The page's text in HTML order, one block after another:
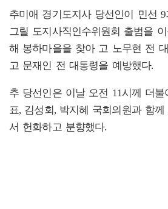
추미애 경기도지사 당선인이 민선
그릴 도지사직인수위원회 출범을
해 봉하마을을 찾아 고 노무현 전
고 문재인 전 대통령을 예방했다.
추 당선인은 이날 오전 11시께 더불
표, 김성회, 박지혜 국회의원과 함
서 헌화하고 분향했다.